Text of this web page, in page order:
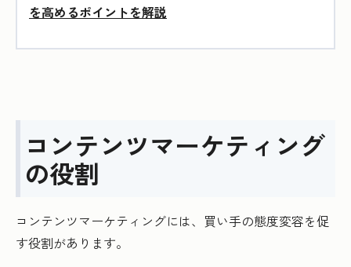
を高めるポイントを解説
コンテンツマーケティング
の役割
コンテンツマーケティングには、買い手の態度変容を促
す役割があります。